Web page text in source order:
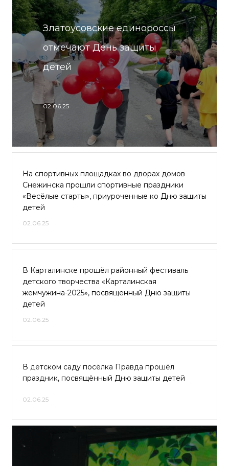
Златоусовские единороссы
отмечают День защиты
детей
02.06.25
На спортивных площадках во дворах домов
Снежинска прошли спортивные праздники
«Весёлые старты», приуроченные ко Дню защиты
детей
02.06.25
В Карталинске прошёл районный фестиваль
детского творчества «Карталинская
жемчужина-2025», посвященный Дню защиты
детей
02.06.25
В детском саду посёлка Правда прошёл
праздник, посвящённый Дню защиты детей
02.06.25